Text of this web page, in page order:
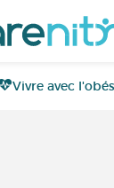
Vivre avec